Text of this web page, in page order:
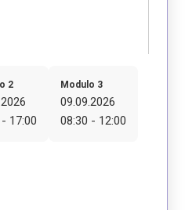
2
17:00
Modulo 3
09.09.2026
08:30 - 12:00